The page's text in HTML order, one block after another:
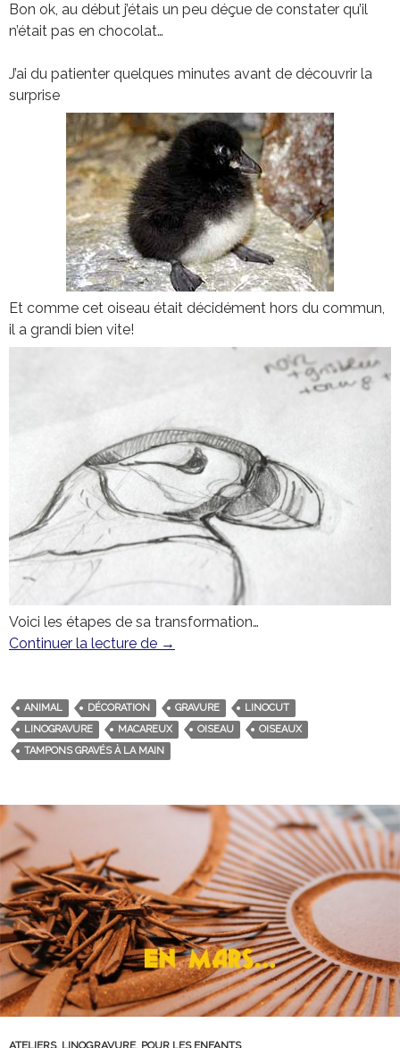
Bon ok, au début j’étais un peu déçue de constater qu’il
n’était pas en chocolat…
J’ai du patienter quelques minutes avant de découvrir la
surprise
Et comme cet oiseau était décidément hors du commun,
il a grandi bien vite!
Voici les étapes de sa transformation…
Continuer la lecture de Ce qu’il y avait dans les oeufs de
→
ANIMAL DÉCORATION GRAVURE
LINOCUT
LINOGRAVURE
MACAREUX OISEAU
OISEAUX
TAMPONS GRAVÉS À LA MAIN